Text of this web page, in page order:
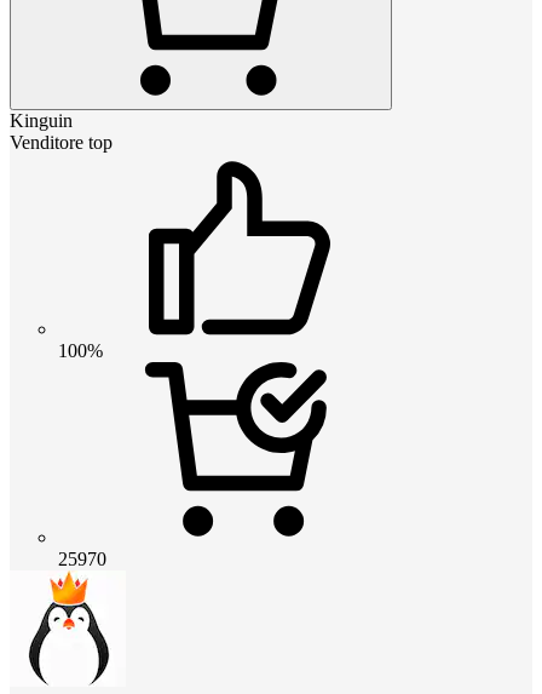
Kinguin
Venditore top
100%
25970